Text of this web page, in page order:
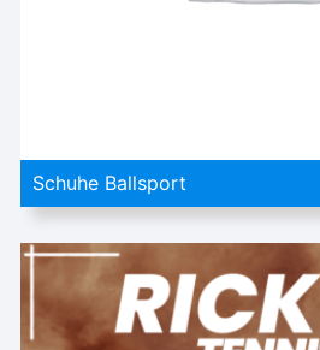
Schuhe Ballsport